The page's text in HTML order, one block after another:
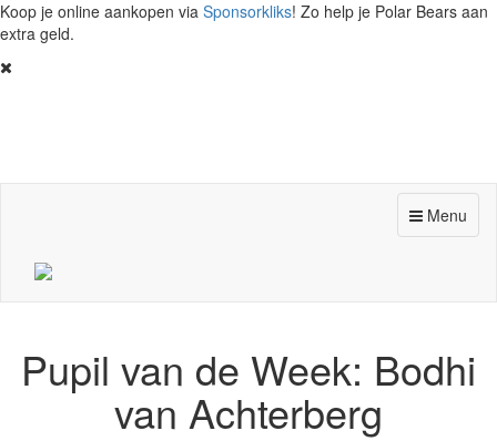
Koop je online aankopen via Sponsorkliks! Zo help je Polar Bears aan
extra geld.
Toggle
navigation
Menu
Pupil van de Week: Bodhi
van Achterberg